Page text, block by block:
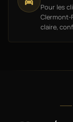
Pour les
Clermont-
claire,